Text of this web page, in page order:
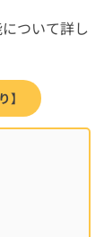
ついて詳し
】